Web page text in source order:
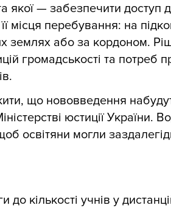
якої — забезпечити доступ
місця перебування: на
землях або за кордоном.
громадськості та потреб
що нововведення
юстиції
освітяни могли
до кількості учнів у